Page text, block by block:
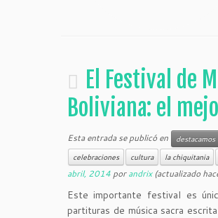
El Festival de
Boliviana: el
Esta entrada se publicó en destacamos
celebraciones cultura la chiquitania
abril, 2014 porandrix(actualizado
Este importante festival es
partituras de música sacra